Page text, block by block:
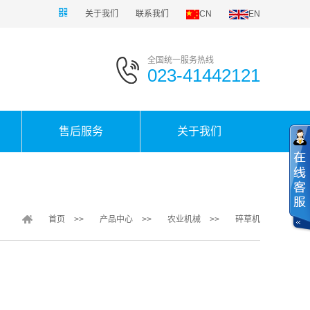
关于我们 联系我们 CN EN
全国统一服务热线
023-41442121
售后服务 关于我们
首页 >> 产品中心 >> 农业机械 >> 碎草机